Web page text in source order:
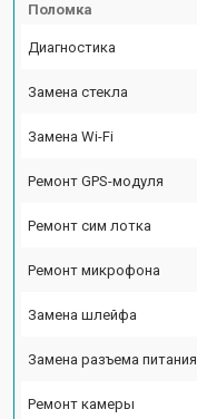
Поломка
Диагностика
Замена стекла
Замена Wi-Fi
Ремонт GPS-модуля
Ремонт сим лотка
Ремонт микрофона
Замена шлейфа
Замена разъема питания
Ремонт камеры